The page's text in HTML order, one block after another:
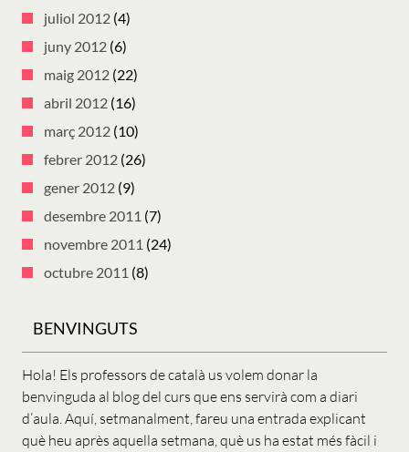
juliol 2012 (4)
juny 2012 (6)
maig 2012 (22)
abril 2012 (16)
març 2012 (10)
febrer 2012 (26)
gener 2012 (9)
desembre 2011 (7)
novembre 2011 (24)
octubre 2011 (8)
BENVINGUTS
Hola! Els professors de català us volem donar la
benvinguda al blog del curs que ens servirà com a diari
d’aula. Aquí, setmanalment, fareu una entrada explicant
què heu après aquella setmana, què us ha estat més fàcil i